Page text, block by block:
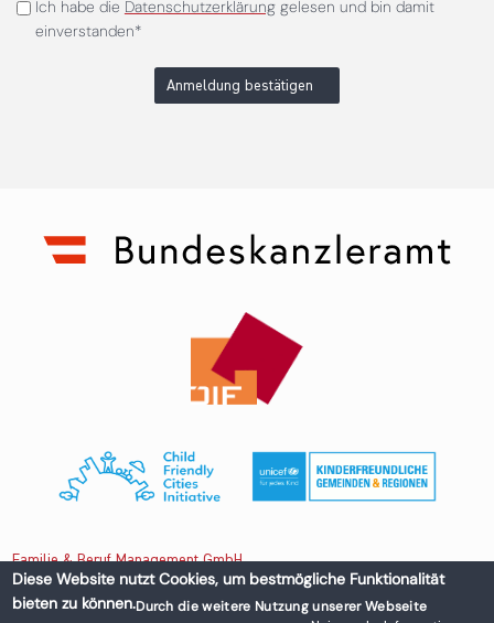
Ich habe die Datenschutzerklärunggelesen und bin damit
einverstanden*
Anmeldung bestätigen
Familie & Beruf Management GmbH
Untere Donaustraße 13-15/3 1020 Wien, Austria
Diese Website nutzt Cookies, um bestmögliche Funktionalität
bieten zu können.Durch die weitere Nutzung unserer Webseite